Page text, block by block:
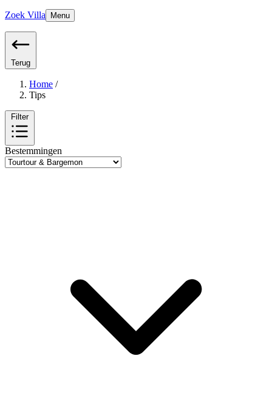
Zoek Villa Menu
Terug
Home /
Tips
Filter
Bestemmingen